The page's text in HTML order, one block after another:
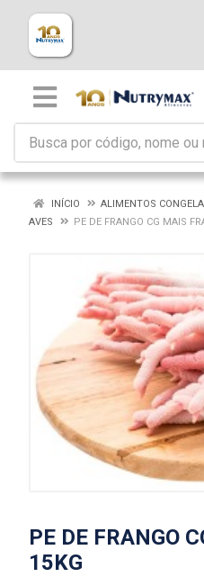
INÍCIO
ALIMENTOS
AVES
PE DE FRANGO CG MAIS
PE DE FRANGO
15KG